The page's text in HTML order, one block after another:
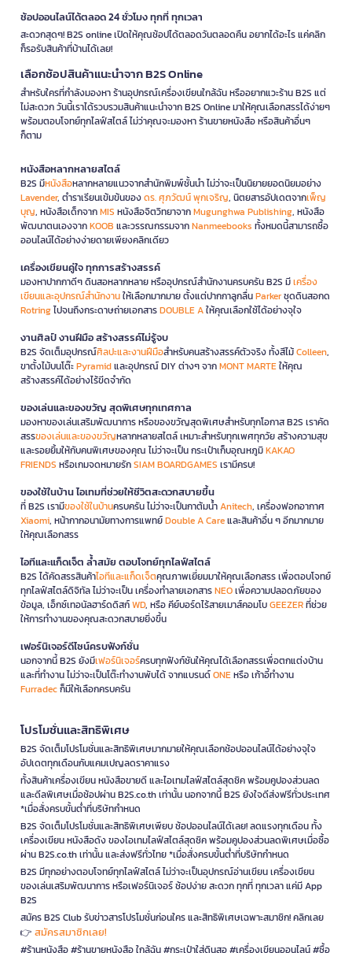
ช้อปออนไลน์ได้ตลอด 24 ชั่วโมง ทุกที่ ทุกเวลา
สะดวกสุดๆ! B2S online เปิดให้คุณช้อปได้ตลอดวันตลอดคืน อยากได้อะไร แค่คลิก
ก็รอรับสินค้าที่บ้านได้เลย!
เลือกช้อปสินค้าแนะนำจาก B2S Online
สำหรับใครที่กำลังมองหา ร้านอุปกรณ์เครื่องเขียนใกล้ฉัน หรืออยากแวะร้าน B2S แต่
ไม่สะดวก วันนี้เราได้รวบรวมสินค้าแนะนำจาก B2S Online มาให้คุณเลือกสรรได้ง่ายๆ
พร้อมตอบโจทย์ทุกไลฟ์สไตล์ ไม่ว่าคุณจะมองหา ร้านขายหนังสือ หรือสินค้าอื่นๆ
ก็ตาม
หนังสือหลากหลายสไตล์
B2S มีหนังสือหลากหลายแนวจากสำนักพิมพ์ชั้นนำ ไม่ว่าจะเป็นนิยายยอดนิยมอย่าง
Lavender, ตำราเรียนเข้มข้นของดร. ศุภวัฒน์ พุกเจริญ, นิตยสารอัปเดตจากเพ็ญ
บุญ, หนังสือเด็กจากMIS หนังสือจิตวิทยาจากMugunghwa Publishing, หนังสือ
พัฒนาตนเองจากKOOB และวรรณกรรมจากNanmeebooks ทั้งหมดนี้สามารถซื้อ
ออนไลน์ได้อย่างง่ายดายเพียงคลิกเดียว
เครื่องเขียนคู่ใจ ทุกการสร้างสรรค์
มองหาปากกาดีๆ ดินสอหลากหลาย หรืออุปกรณ์สำนักงานครบครัน B2S มีเครื่อง
เขียนและอุปกรณ์สำนักงานให้เลือกมากมาย ตั้งแต่ปากกาลูกลื่นParkerชุดดินสอกด
Rotringไปจนถึงกระดาษถ่ายเอกสารDOUBLE Aให้คุณเลือกใช้ได้อย่างจุใจ
งานศิลป์ งานฝีมือ สร้างสรรค์ไม่รู้จบ
B2S จัดเต็มอุปกรณ์ศิลปะและงานฝีมือสำหรับคนสร้างสรรค์ตัวจริง ทั้งสีไม้Colleen,
ขาตั้งไม้บนโต๊ะPyramidและอุปกรณ์ DIY ต่างๆ จากMONT MARTEให้คุณ
สร้างสรรค์ได้อย่างไร้ขีดจำกัด
ของเล่นและของขวัญ สุดพิเศษทุกเทศกาล
มองหาของเล่นเสริมพัฒนาการ หรือของขวัญสุดพิเศษสำหรับทุกโอกาส B2S เราคัด
สรรของเล่นและของขวัญหลากหลายสไตล์ เหมาะสำหรับทุกเพศทุกวัย สร้างความสุข
และรอยยิ้มให้กับคนพิเศษของคุณ ไม่ว่าจะเป็น กระเป๋าเก็บอุณหภูมิKAKAO
FRIENDS หรือเกมจดหมายรักSIAM BOARDGAMES เรามีครบ!
ของใช้ในบ้าน ไอเทมที่ช่วยให้ชีวิตสะดวกสบายขึ้น
ที่ B2S เรามีของใช้ในบ้านครบครัน ไม่ว่าจะเป็นกาต้มน้ำAnitech, เครื่องฟอกอากาศ
Xiaomi, หน้ากากอนามัยทางการแพทย์Double A Careและสินค้าอื่น ๆ อีกมากมาย
ให้คุณเลือกสรร
ไอทีและแก็ดเจ็ต ล้ำสมัย ตอบโจทย์ทุกไลฟ์สไตล์
B2S ได้คัดสรรสินค้าไอทีและแก็ดเจ็ตคุณภาพเยี่ยมมาให้คุณเลือกสรร เพื่อตอบโจทย์
ทุกไลฟ์สไตล์ดิจิทัล ไม่ว่าจะเป็น เครื่องทำลายเอกสารNEOเพื่อความปลอดภัยของ
ข้อมูล, เอ็กซ์เทอนัลฮาร์ดดิสก์WD, หรือ คีย์บอร์ดไร้สายเมาส์คอมโบGEEZERที่ช่วย
ให้การทำงานของคุณสะดวกสบายยิ่งขึ้น
เฟอร์นิเจอร์ดีไซน์ครบฟังก์ชั่น
นอกจากนี้ B2S ยังมีเฟอร์นิเจอร์ครบทุกฟังก์ชันให้คุณได้เลือกสรรเพื่อตกแต่งบ้าน
และที่ทำงาน ไม่ว่าจะเป็นโต๊ะทำงานพับได้ จากแบรนด์ONEหรือ เก้าอี้ทำงาน
Furradecก็มีให้เลือกครบครัน
โปรโมชั่นและสิทธิพิเศษ
B2S จัดเต็มโปรโมชั่นและสิทธิพิเศษมากมายให้คุณเลือกช้อปออนไลน์ได้อย่างจุใจ
อัปเดตทุกเดือนกับแคมเปญลดราคาแรง
ทั้งสินค้าเครื่องเขียน หนังสือขายดี และไอเทมไลฟ์สไตล์สุดชิค พร้อมคูปองส่วนลด
และดีลพิเศษเมื่อช้อปผ่าน B2S.co.th เท่านั้น นอกจากนี้ B2S ยังใจดีส่งฟรีทั่วประเทศ
*เมื่อสั่งครบขั้นต่ำที่บริษัทกำหนด
B2S จัดเต็มโปรโมชั่นและสิทธิพิเศษเพียบ ช้อปออนไลน์ได้เลย! ลดแรงทุกเดือน ทั้ง
เครื่องเขียน หนังสือดัง ของไอเทมไลฟ์สไตล์สุดชิค พร้อมคูปองส่วนลดพิเศษเมื่อซื้อ
ผ่าน B2S.co.th เท่านั้น และส่งฟรีทั่วไทย *เมื่อสั่งครบขั้นต่ำที่บริษัทกำหนด
B2S มีทุกอย่างตอบโจทย์ทุกไลฟ์สไตล์ ไม่ว่าจะเป็นอุปกรณ์อ่านเขียน เครื่องเขียน
ของเล่นเสริมพัฒนาการ หรือเฟอร์นิเจอร์ ช้อปง่าย สะดวก ทุกที่ ทุกเวลา แค่มี App
B2S
สมัคร B2S Club รับข่าวสารโปรโมชั่นก่อนใคร และสิทธิพิเศษเฉพาะสมาชิก! คลิกเลย
👉 สมัครสมาชิกเลย!
#ร้านหนังสือ #ร้านขายหนังสือ ใกล้ฉัน #กระเป๋าใส่ดินสอ #เครื่องเขียนออนไลน์ #ซื้อ